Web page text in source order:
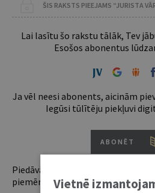
ŠIS RAKSTS PIEEJAMS “JURISTA
Lai lasītu šo rakstu tālāk, Tev
Esošos abonentus
Ja vēl neesi abonents, aicinām
Iegūsi tūlītēju piekļuvi
ABONĒT
Piedāvājam trīs abonementu
piemērotākais ir "Mazais" (3, 6 un
Vietnē